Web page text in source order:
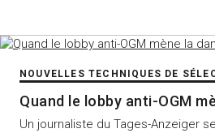
NOUVELLES TECHNIQUES DE
Quand le lobby anti-OGM
Un journaliste du Tages-Anzeiger